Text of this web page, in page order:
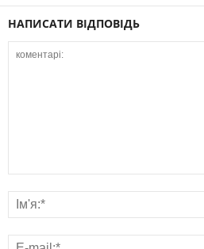
НАПИСАТИ ВІДПОВІДЬ